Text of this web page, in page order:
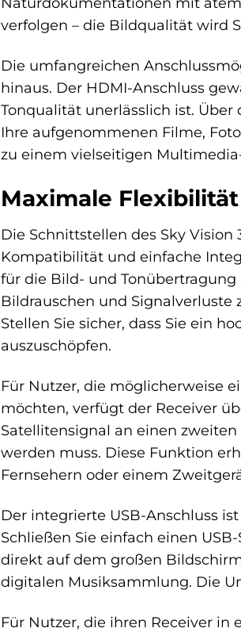
verfolgen – die Bildqualität wird
Die umfangreichen
hinaus. Der HDMI-Anschluss
Tonqualität unerlässlich ist. Über
Ihre aufgenommenen Filme,
zu einem vielseitigen
Maximale
Die Schnittstellen des Sky
Kompatibilität und einfache
für die Bild- und
Bildrauschen und
Stellen Sie sicher, dass Sie ein
auszuschöpfen.
Für Nutzer, die möglicherweise
möchten, verfügt der Receiver
Satellitensignal an einen
werden muss. Diese Funktion
Fernsehern oder einem
Der integrierte USB-Anschluss
Schließen Sie einfach einen
direkt auf dem großen
digitalen Musiksammlung. Die
Für Nutzer, die ihren Receiver